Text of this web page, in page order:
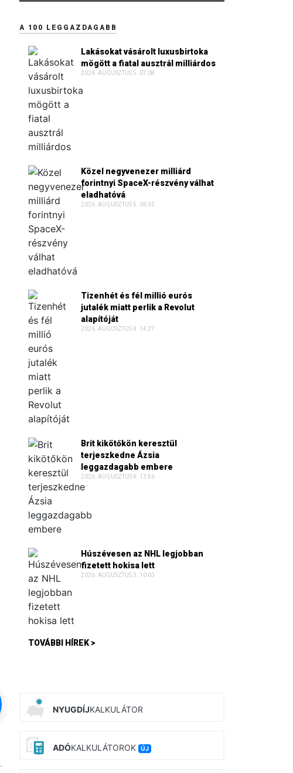
A 100 LEGGAZDAGABB
Lakásokat vásárolt luxusbirtoka
mögött a fiatal ausztrál milliárdos
2026. AUGUSZTUS 5. 07:08
Közel negyvenezer milliárd
forintnyi SpaceX-részvény válhat
eladhatóvá
2026. AUGUSZTUS 5. 06:35
Tizenhét és fél millió eurós
jutalék miatt perlik a Revolut
alapítóját
2026. AUGUSZTUS 4. 14:27
Brit kikötőkön keresztül
terjeszkedne Ázsia
leggazdagabb embere
2026. AUGUSZTUS 4. 13:56
Húszévesen az NHL legjobban
fizetett hokisa lett
2026. AUGUSZTUS 3. 10:03
TOVÁBBI HÍREK >
NYUGDÍJKALKULÁTOR
ADÓKALKULÁTOROK ÚJ